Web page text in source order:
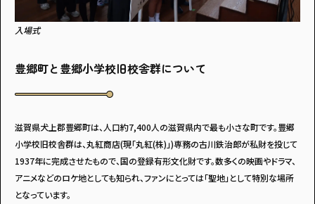
入場式
豊郷町と豊郷小学校旧校舎群について
滋賀県犬上郡豊郷町は、人口約7,400人の滋賀県内で最も小さな町です。豊郷
小学校旧校舎群は、丸紅商店(現「丸紅(株)」)専務の古川鉄治郎が私財を投じて
1937年に完成させたもので、国の登録有形文化財です。数多くの映画やドラマ、
アニメなどのロケ地としても知られ、ファンにとっては「聖地」として特別な場所
となっています。